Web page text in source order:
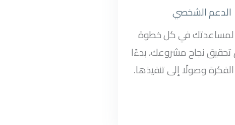
الدعم الشخصي
لمساعدتك في كل خطوة
نجاح مشروعك، بدءًا
وصولًا إلى تنفيذها.